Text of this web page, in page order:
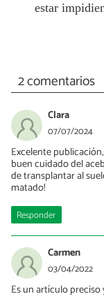
estar
2 comentarios
Clara
07/07/2024
Excelente
buen cuidado del
de transplantar al
matado!
Responder
Carmen
03/04/2022
Es un artículo